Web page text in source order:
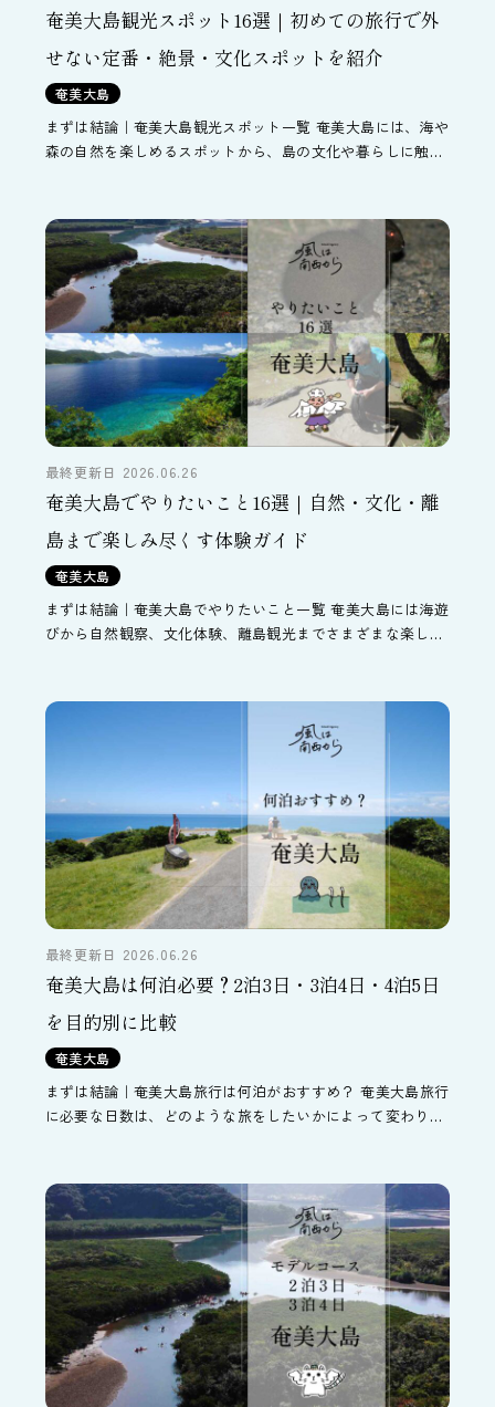
奄美大島観光スポット16選｜初めての旅行で外
せない定番・絶景・文化スポットを紹介
奄美大島
まずは結論｜奄美大島観光スポット一覧 奄美大島には、海や
森の自然を楽しめるスポットから、島の文化や暮らしに触れ
[…]
最終更新日 2026.06.26
奄美大島でやりたいこと16選｜自然・文化・離
島まで楽しみ尽くす体験ガイド
奄美大島
まずは結論｜奄美大島でやりたいこと一覧 奄美大島には海遊
びから自然観察、文化体験、離島観光までさまざまな楽しみ
[…]
最終更新日 2026.06.26
奄美大島は何泊必要？2泊3日・3泊4日・4泊5日
を目的別に比較
奄美大島
まずは結論｜奄美大島旅行は何泊がおすすめ？ 奄美大島旅行
に必要な日数は、どのような旅をしたいかによって変わりま
[…]